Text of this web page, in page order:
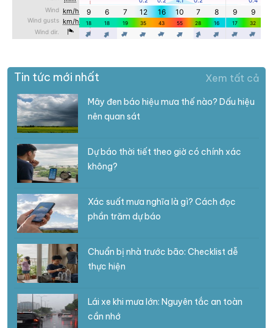
Tin tức mới nhất Xem tất cả
Mây đen báo hiệu mưa thế nào? Dấu hiệu
nên quan sát
Dự báo thời tiết theo giờ có chính xác
không?
Xác suất mưa nghĩa là gì? Cách đọc
phần trăm dự báo
Chuẩn bị nhà trước bão: Checklist dễ
thực hiện
Lái xe khi mưa lớn: Nguyên tắc an toàn
cần nhớ